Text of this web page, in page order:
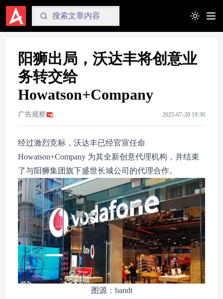
Toggle
阳狮出局，沃达丰将创意业
务转交给
Howatson+Company
广告观察 2025-07-28 19:30
经过激烈竞标，沃达丰已经官宣任命
Howatson+Company 为其全新创意代理机构，并结束
了与阳狮集团旗下盛世长城公司的代理合作。
图源：bandt